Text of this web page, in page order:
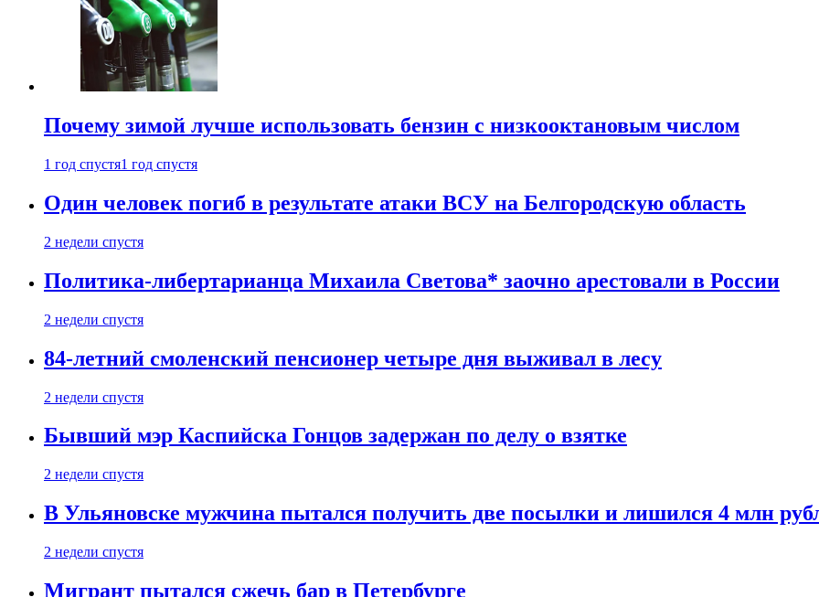
Почему зимой лучше использовать бензин с низкооктановым числом
1 год спустя1 год спустя
Один человек погиб в результате атаки ВСУ на Белгородскую область
2 недели спустя
Политика-либертарианца Михаила Светова* заочно арестовали в России
2 недели спустя
84-летний смоленский пенсионер четыре дня выживал в лесу
2 недели спустя
Бывший мэр Каспийска Гонцов задержан по делу о взятке
2 недели спустя
В Ульяновске мужчина пытался получить две посылки и лишился 4 млн
2 недели спустя
Мигрант пытался сжечь бар в Петербурге